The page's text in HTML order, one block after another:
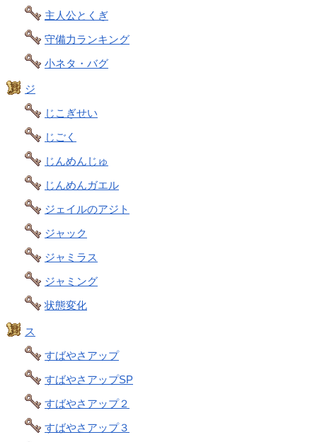
主人公とくぎ
守備力ランキング
小ネタ・バグ
ジ
じこぎせい
じごく
じんめんじゅ
じんめんガエル
ジェイルのアジト
ジャック
ジャミラス
ジャミング
状態変化
ス
すばやさアップ
すばやさアップSP
すばやさアップ２
すばやさアップ３